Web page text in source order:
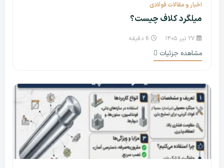
اخبار و مقالات فولادی
میلگرد کلاف چیست؟
مشاهده جزئیات